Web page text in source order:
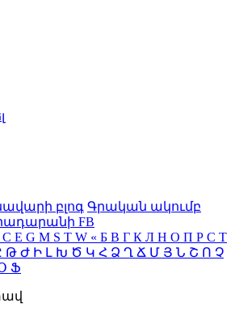
բլոգ Գրական ակումբ
FB
C E G M S T W « Б В Г К Л Н О П Р С Т
Թ Ժ Ի Լ Խ Ծ Կ Հ Ձ Ղ Ճ Մ Յ Ն Շ Ո Չ
Ֆ